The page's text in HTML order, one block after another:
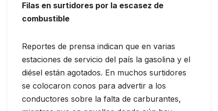
Filas en surtidores por la escasez de
combustible
Reportes de prensa indican que en varias
estaciones de servicio del país la gasolina y el
diésel están agotados. En muchos surtidores
se colocaron conos para advertir a los
conductores sobre la falta de carburantes,